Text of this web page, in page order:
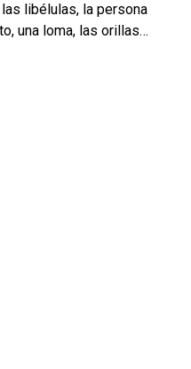
libélulas, la persona
una loma, las orillas…